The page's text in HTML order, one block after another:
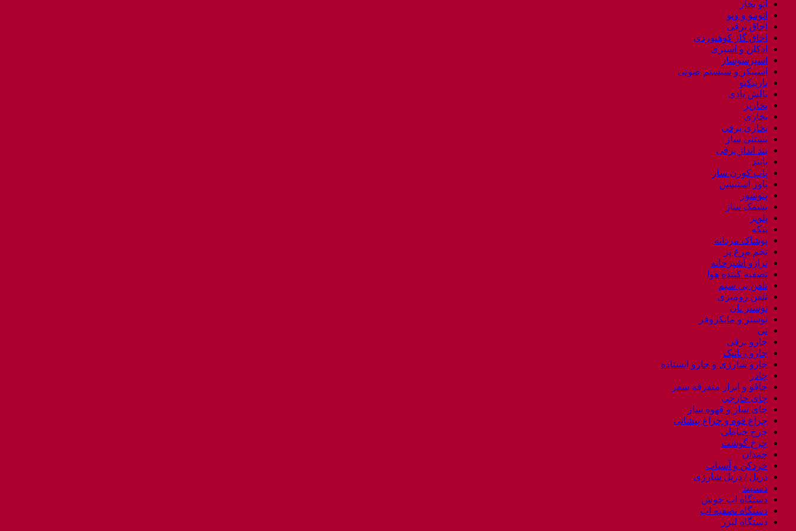
اتو بخار
اتومو و ویو
اجاق برقی
اجاق گاز کوهنوردی
ادکلن و اسپری
اسپرسوساز
اسپیکر و سیستم صوتی
باربیکیو
بالش بادی
بخارپز
بخاری
بخاری برقی
بستنی ساز
بند انداز برقی
پابند
پاپ کورن ساز
پاور استیشن
پتوشور
پشمک ساز
پلوپز
پنکه
پوشاک مردانه
تخم مرغ پز
ترازو آشپزخانه
تصفیه کننده هوا
تلفن بی سیم
تلفن رومیزی
توستر نان
توستر و مایکروفر
تی
جارو برقی
جارو رباتیک
جارو شارژی و جارو ایستاده
چادر
چاقو و ابزار متفرقه سفر
چای خارجی
چای ساز و قهوه ساز
چراغ قوه و چراغ پیشانی
چرخ خیاطی
چرخ گوشت
چمدان
خردکن و آسیاب
دریل / دریل شارژی
دستبند
دستگاه اب جوش
دستگاه تصفیه اب
دستگاه لیزر